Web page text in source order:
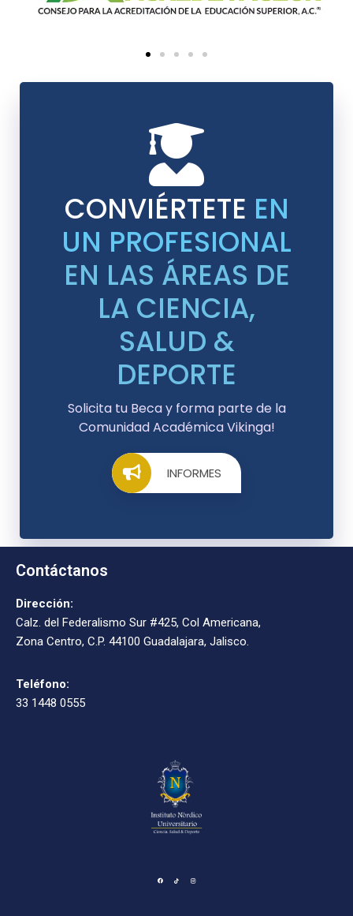
CONVIÉRTETE EN
UN PROFESIONAL
EN LAS ÁREAS DE
LA CIENCIA,
SALUD &
DEPORTE
Solicita tu Beca y forma parte de la
Comunidad Académica Vikinga!
INFORMES
Contáctanos
Dirección:
Calz. del Federalismo Sur #425, Col Americana,
Zona Centro, C.P. 44100 Guadalajara, Jalisco.
Teléfono:
33 1448 0555